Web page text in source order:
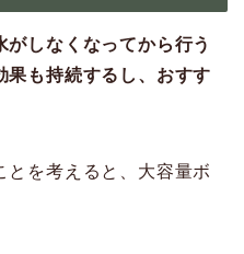
がしなくなってから行う
果も持続するし、おすす
とを考えると、大容量ボ